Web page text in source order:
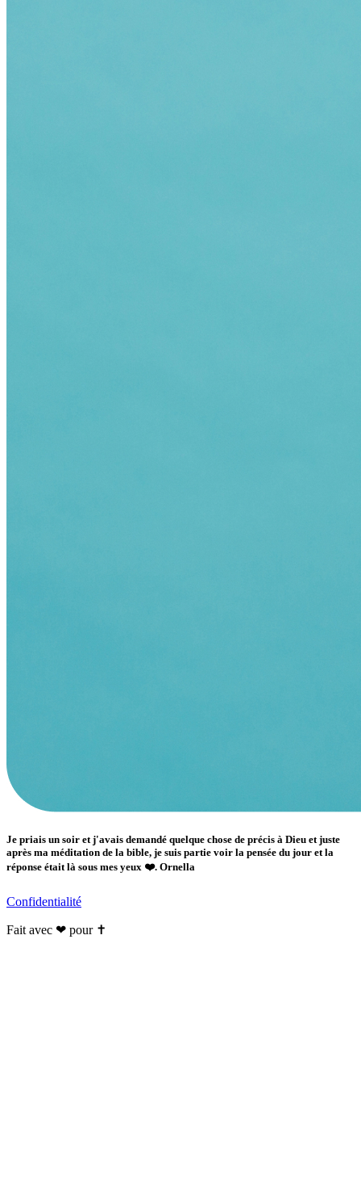
Je priais un soir et j'avais demandé quelque chose de précis à Dieu et juste
après ma méditation de la bible, je suis partie voir la pensée du jour et la
réponse était là sous mes yeux ❤️. Ornella
Confidentialité
Fait avec ❤ pour ✝️️